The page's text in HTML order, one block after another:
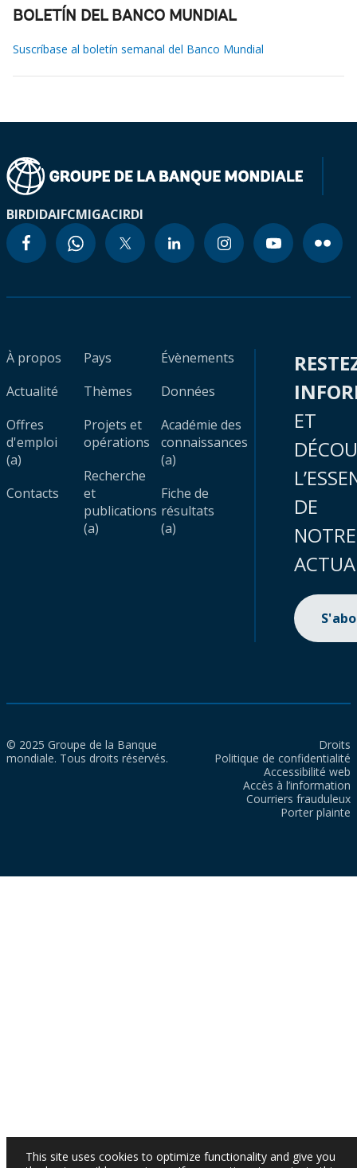
BOLETÍN DEL BANCO MUNDIAL
Suscríbase al boletín semanal del Banco Mundial
BIRDIDAIFCMIGACIRDI
À propos
Actualité
Offres
d'emploi
(a)
Contacts
Pays
Thèmes
Projets et
opérations
Recherche
et
publications
(a)
Évènements
Données
Académie des
connaissances
(a)
Fiche de
résultats
(a)
ET
DE
NOTRE
© 2025 Groupe de la Banque
mondiale. Tous droits réservés.
Droits
Politique de confidentialité
Accessibilité web
Accès à l’information
Courriers frauduleux
Porter plainte
This site uses cookies to optimize functionality and give you